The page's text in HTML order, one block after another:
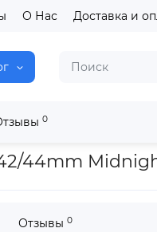
О Нас Доставка и
0
42/44/45/49mm
44mm
Отзывы 0